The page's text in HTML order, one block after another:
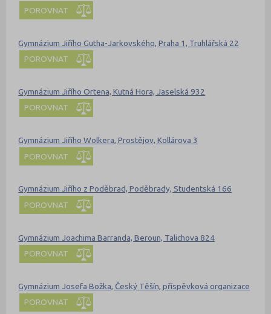
POROVNAT
Gymnázium Jiřího Gutha-Jarkovského, Praha 1, Truhlářská 22
POROVNAT
Gymnázium Jiřího Ortena, Kutná Hora, Jaselská 932
POROVNAT
Gymnázium Jiřího Wolkera, Prostějov, Kollárova 3
POROVNAT
Gymnázium Jiřího z Poděbrad, Poděbrady, Studentská 166
POROVNAT
Gymnázium Joachima Barranda, Beroun, Talichova 824
POROVNAT
Gymnázium Josefa Božka, Český Těšín, příspěvková organizace
POROVNAT